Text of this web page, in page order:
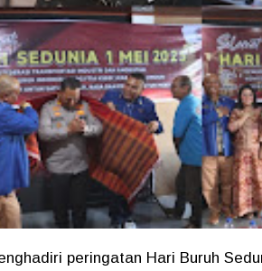
peringatan Hari Buruh